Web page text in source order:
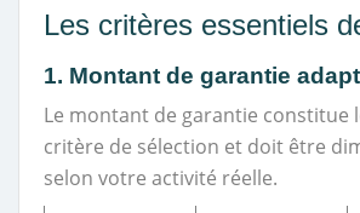
Les critères essentiels
1. Montant de garantie
Le montant de garantie constitue
critère de sélection et doit être
selon votre activité réelle.